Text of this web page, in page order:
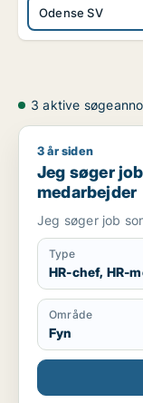
Odense SV
3 aktive
Jeg søger job
3 år siden
Jeg søger
medarbejder
Jeg søger job
Type
HR-chef, HR-
Område
Fyn